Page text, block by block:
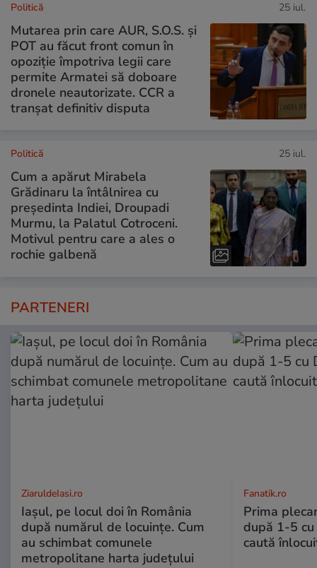
Politică 25 iul.
Mutarea prin care AUR, S.O.S. și
POT au făcut front comun în
opoziție împotriva legii care
permite Armatei să doboare
dronele neautorizate. CCR a
tranșat definitiv disputa
Politică 25 iul.
Cum a apărut Mirabela
Grădinaru la întâlnirea cu
președinta Indiei, Droupadi
Murmu, la Palatul Cotroceni.
Motivul pentru care a ales o
rochie galbenă
PARTENERI
ZiaruldeIasi.ro
Iașul, pe locul doi în România
după numărul de locuințe. Cum
au schimbat comunele
metropolitane harta județului
Fanatik.ro
Prima
după 1-5
caută